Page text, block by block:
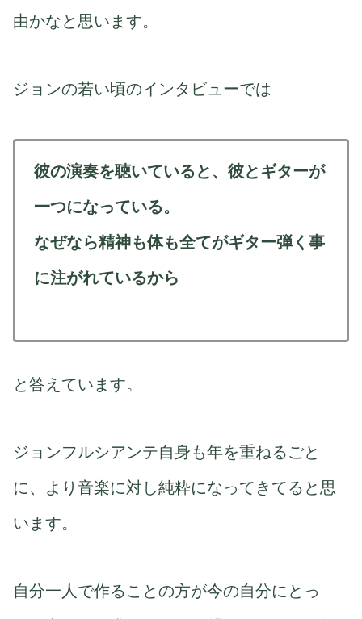
由かなと思います。
ジョンの若い頃のインタビューでは
彼の演奏を聴いていると、彼とギターが
一つになっている。
なぜなら精神も体も全てがギター弾く事
に注がれているから
と答えています。
ジョンフルシアンテ自身も年を重ねるごと
に、より音楽に対し純粋になってきてると思
います。
自分一人で作ることの方が今の自分にとっ